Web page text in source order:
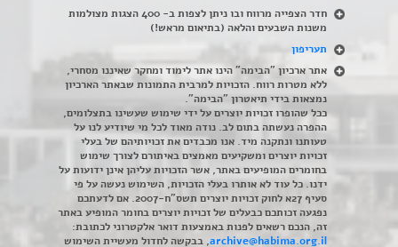
חדר הצפייה מרווח ובו ניתן לצפות ב- 400 הצגות מצולמות
משנות השבעים והלאה (בתיאום מראש!)
תעריפון
אתר ארכיון "הבימה" הינו אתר לימוד ומחקר שאיננו מסחרי,
ללא מטרות רווח. הזכויות למרבית התמונות שבאתר הארכיון
נמצאות בידי תיאטרון "הבימה".
ככל שהופרו זכויות יוצרים על ידי שימוש שעשינו בתצלומים,
ההפרה נעשתה בתום לב. נודה מאוד לכל מי שיודיע לנו על
טעותנו ונתקנה מיד. אנו מכבדים את זכויותיהם של בעלי
זכויות יוצרים ומשקיעים מאמצים באיתורם לצורך שימוש
בחומרים המופיעים באתר, אשר הזכויות עליהן אינן ידועות על
ידנו. כל עוד לא אותרו בעלי הזכויות, השימוש נעשה על פי
סעיף 27א לחוק זכויות יוצרים תשס"ח-2007. אם לדעתכם
נפגעה זכותכם כבעלים של זכויות יוצרים בחומר המופיע באתר
זה, הנכם רשאים לפנות באמצעות דואר אלקטרוני לכתובת:
archive@habima.org.il, בבקשה לחדול מעשיית השימוש